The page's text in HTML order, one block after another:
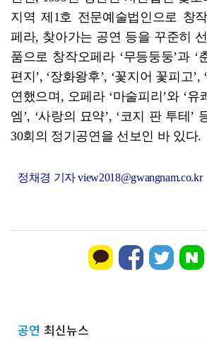
지역 제1호 전문예술법인으로 창
페라, 찾아가는 공연 등을 꾸준히
품으로 창작오페라 ‘무등둥둥’과 ‘
편지’, ‘장화왕후’, ‘꽃지어 꽃피고’,
연했으며, 오페라 ‘마술피리’와 ‘유
엠’, ‘사랑의 묘약’, ‘코지 판 투테’
30회의 정기공연을 선보인 바 있다.
정채경 기자 view2018@gwangnam.co.kr
공연 최신뉴스